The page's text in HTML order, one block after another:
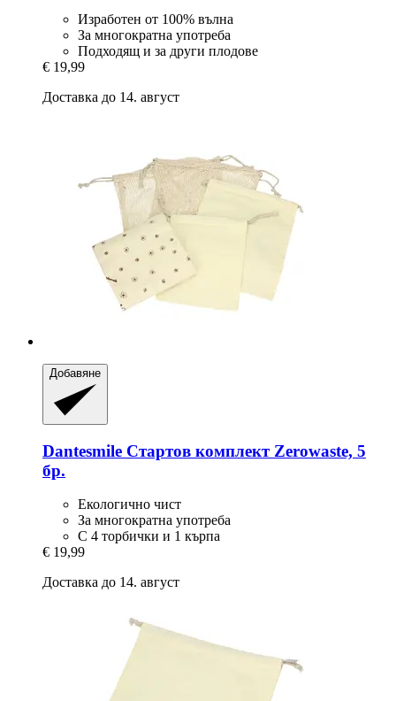
Изработен от 100% вълна
За многократна употреба
Подходящ и за други плодове
€ 19,99
Доставка до 14. август
Добавяне
Dantesmile Стартов комплект Zerowaste, 5
бр.
Екологично чист
За многократна употреба
С 4 торбички и 1 кърпа
€ 19,99
Доставка до 14. август